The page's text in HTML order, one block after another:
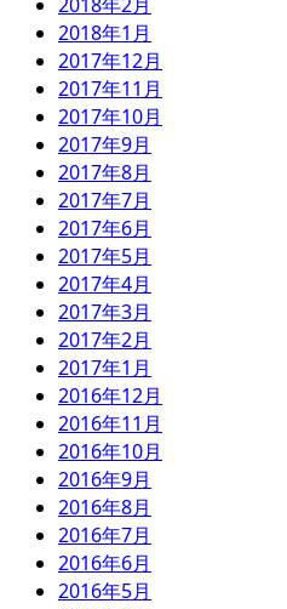
2018年1月
2017年12月
2017年11月
2017年10月
2017年9月
2017年8月
2017年7月
2017年6月
2017年5月
2017年4月
2017年3月
2017年2月
2017年1月
2016年12月
2016年11月
2016年10月
2016年9月
2016年8月
2016年7月
2016年6月
2016年5月